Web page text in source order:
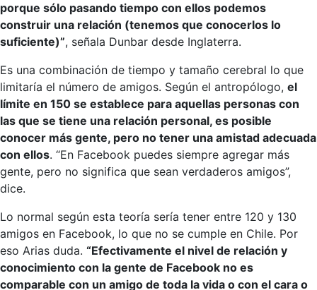
porque sólo pasando tiempo con ellos podemos
construir una relación (tenemos que conocerlos lo
suficiente)”, señala Dunbar desde Inglaterra.
Es una combinación de tiempo y tamaño cerebral lo que
limitaría el número de amigos. Según el antropólogo, el
límite en 150 se establece para aquellas personas con
las que se tiene una relación personal, es posible
conocer más gente, pero no tener una amistad adecuada
con ellos. “En Facebook puedes siempre agregar más
gente, pero no significa que sean verdaderos amigos”,
dice.
Lo normal según esta teoría sería tener entre 120 y 130
amigos en Facebook, lo que no se cumple en Chile. Por
eso Arias duda. “Efectivamente el nivel de relación y
conocimiento con la gente de Facebook no es
comparable con un amigo de toda la vida o con el cara o